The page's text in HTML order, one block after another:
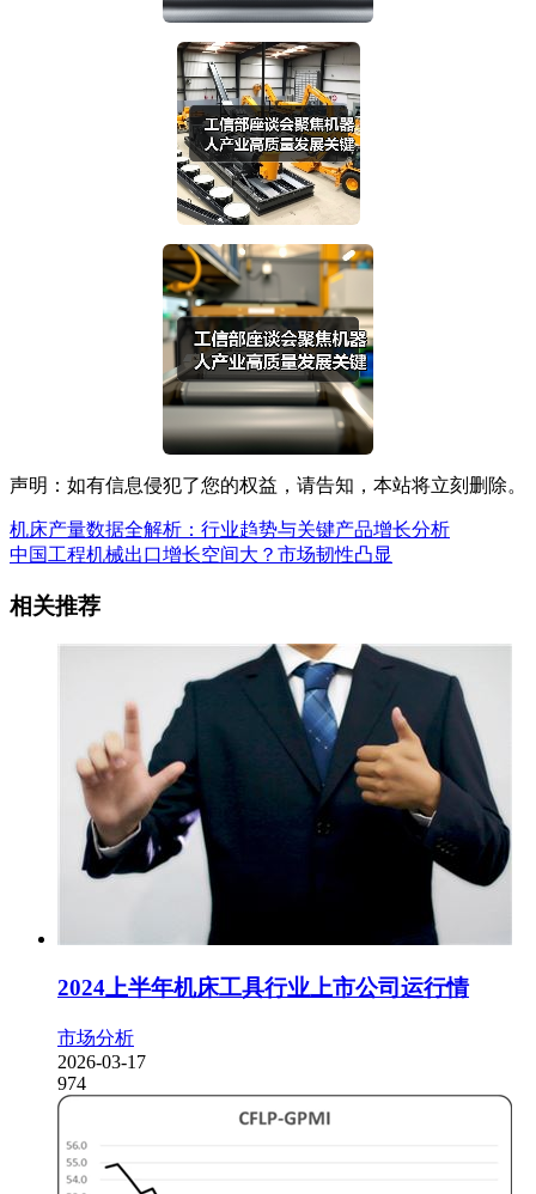
声明：如有信息侵犯了您的权益，请告知，本站将立刻删除。
机床产量数据全解析：行业趋势与关键产品增长分析
中国工程机械出口增长空间大？市场韧性凸显
相关推荐
2024上半年机床工具行业上市公司运行情
市场分析
2026-03-17
974